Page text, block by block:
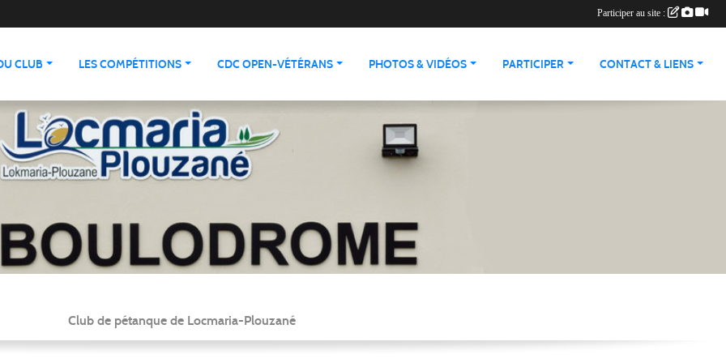
CLUB LES COMPÉTITIONS CDC OPEN-VÉTÉRANS PHOTOS & VIDÉOS PARTICIPER CONTACT & LIENS
Club de pétanque de Locmaria-Plouzané
Participer au site :